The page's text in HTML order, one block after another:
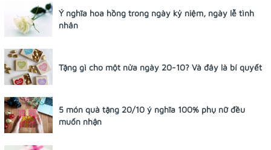
Ý nghĩa hoa hồng trong ngày kỷ niệm, ngày lễ tình
nhân
Tặng gì cho một nửa ngày 20-10? Và đây là bí quyết
5 món quà tặng 20/10 ý nghĩa 100% phụ nữ đều
muốn nhận